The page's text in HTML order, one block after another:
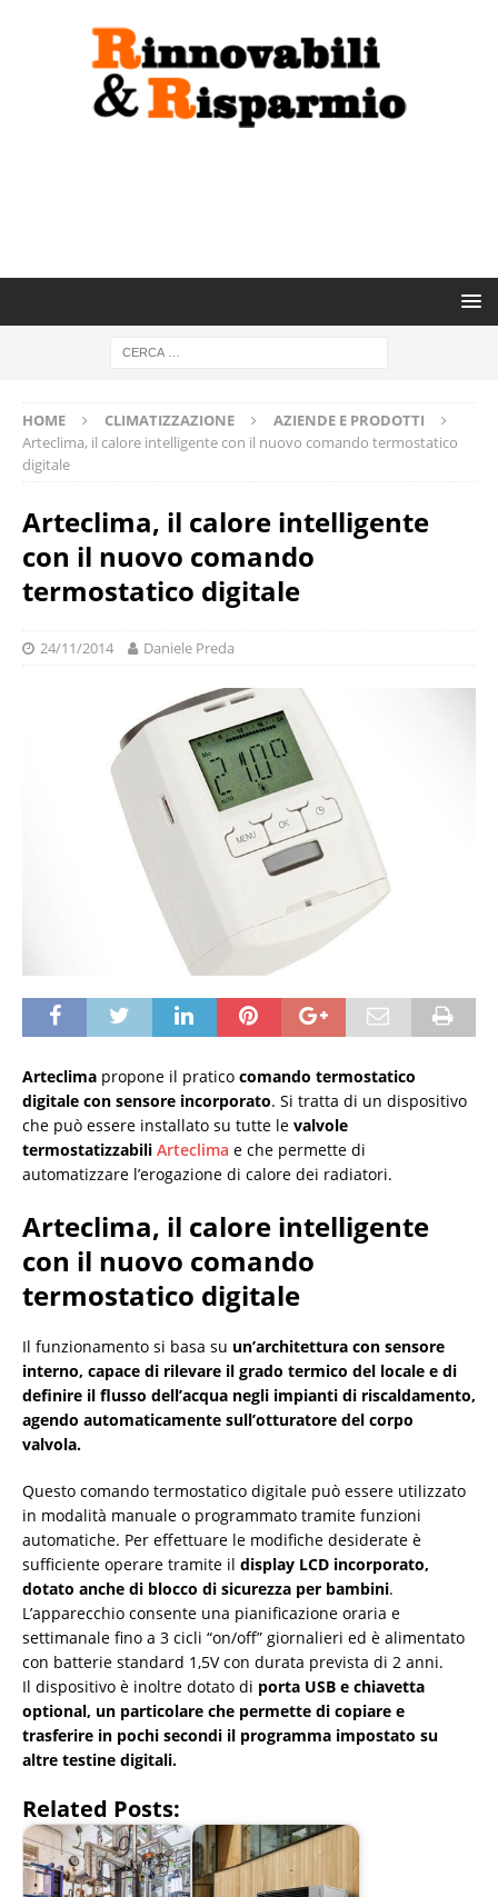
HOME CLIMATIZZAZIONE
AZIENDE E PRODOTTI
Arteclima, il calore intelligente con il nuovo comando termostatico
digitale
Arteclima, il calore intelligente
con il nuovo comando
termostatico digitale
24/11/2014 Daniele Preda
Arteclima propone il pratico comando termostatico
digitale con sensore incorporato. Si tratta di un dispositivo
che può essere installato su tutte le valvole
termostatizzabili Arteclima e che permette di
automatizzare l’erogazione di calore dei radiatori.
Arteclima, il calore intelligente
con il nuovo comando
termostatico digitale
Il funzionamento si basa su un’architettura con sensore
interno, capace di rilevare il grado termico del locale e di
definire il flusso dell’acqua negli impianti di riscaldamento,
agendo automaticamente sull’otturatore del corpo
valvola.
Questo comando termostatico digitale può essere utilizzato
in modalità manuale o programmato tramite funzioni
automatiche. Per effettuare le modifiche desiderate è
sufficiente operare tramite il display LCD incorporato,
dotato anche di blocco di sicurezza per bambini.
L’apparecchio consente una pianificazione oraria e
settimanale fino a 3 cicli “on/off” giornalieri ed è alimentato
con batterie standard 1,5V con durata prevista di 2 anni.
Il dispositivo è inoltre dotato di porta USB e chiavetta
optional, un particolare che permette di copiare e
trasferire in pochi secondi il programma impostato su
altre testine digitali.
Related Posts: